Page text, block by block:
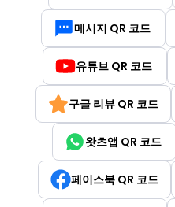
메시지 QR 코드
유튜브 QR 코드
구글 리뷰 QR 코드
왓츠앱 QR 코드
페이스북 QR 코드